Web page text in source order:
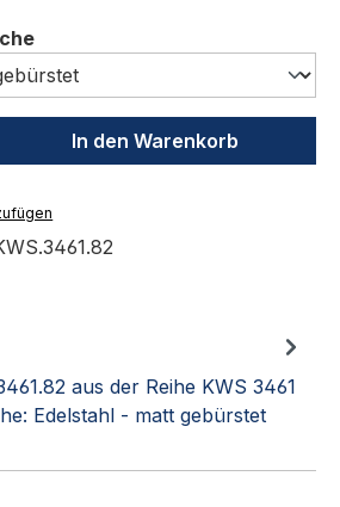
auswählen
Gib den
In den Warenkorb
aus der Reihe KWS 3461
Edelstahl - matt gebürstet